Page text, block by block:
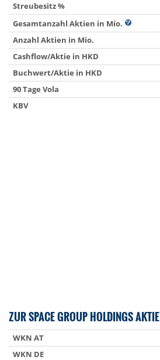
Streubesitz %
Gesamtanzahl Aktien in Mio.
Anzahl Aktien in Mio.
Cashflow/Aktie in HKD
Buchwert/Aktie in HKD
90 Tage Vola
KBV
ZUR SPACE GROUP HOLDINGS AKTIE
WKN AT
WKN DE